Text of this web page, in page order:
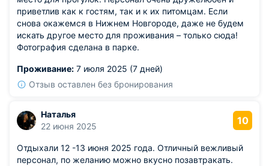
приветлив как к гостям, так и к их питомцам. Если
снова окажемся в Нижнем Новгороде, даже не будем
искать другое место для проживания – только сюда!
Фотография сделана в парке.
Проживание: 7 июля 2025 (7 дней)
Отзыв оставлен без бронирования
Наталья
22 июня 2025
10
Отдыхали 12 -13 июня 2025 года. Отличный вежливый
персонал, по желанию можно вкусно позавтракать.